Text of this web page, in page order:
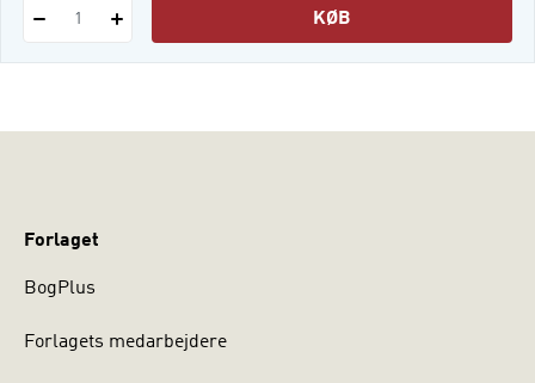
1 KØB
Forlaget
BogPlus
Forlagets medarbejdere